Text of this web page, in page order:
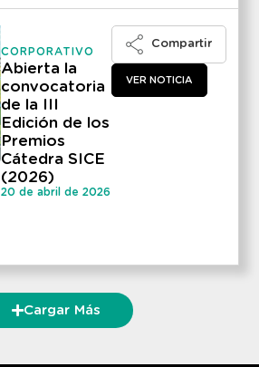
CORPORATIVO
Abierta la
convocatoria
de la III
Edición de los
Premios
Cátedra SICE
(2026)
20 de abril de 2026
Compartir
VER NOTICIA
Cargar Más